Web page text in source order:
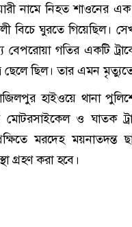
নামে নিহত শাওনের
বিচে ঘুরতে গিয়েছিল।
বেপরোয়া গতির একটি
ছেলে ছিল। তার এমন
হাইওয়ে থানা
মোটরসাইকেল ও ঘাতক
মরদেহ ময়নাতদন্ত
গ্রহণ করা হবে।